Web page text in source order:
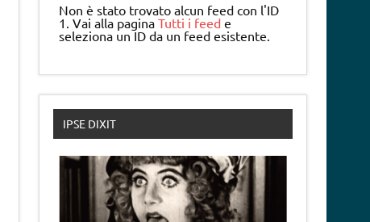
Non è stato trovato alcun feed con l'ID
1. Vai alla paginaTutti i feed e
seleziona un ID da un feed esistente.
IPSE DIXIT